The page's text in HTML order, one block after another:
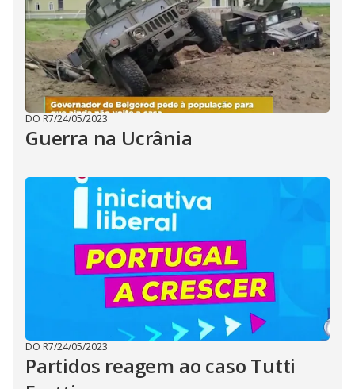
DO R7/24/05/2023
Guerra na Ucrânia
DO R7/24/05/2023
Partidos reagem ao caso Tutti